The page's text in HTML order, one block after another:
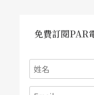
免費訂閱PAR